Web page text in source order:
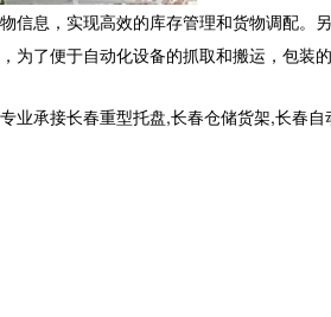
息，实现高效的库存管理和货物调配。
了便于自动化设备的抓取和搬运，包装
业承接长春重型托盘,长春仓储货架,长春